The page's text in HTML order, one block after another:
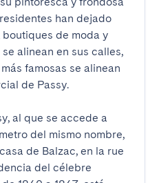
han dejado
boutiques de moda y
alinean en sus calles,
famosas se alinean
de Passy.
al que se accede a
del mismo nombre,
de Balzac, en la rue
del célebre